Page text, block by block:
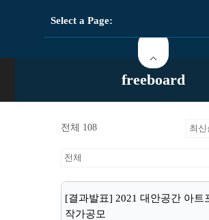
Select a Page:
freeboard
전체 108
[결과발표] 2021 대안공간 아트
작가공모